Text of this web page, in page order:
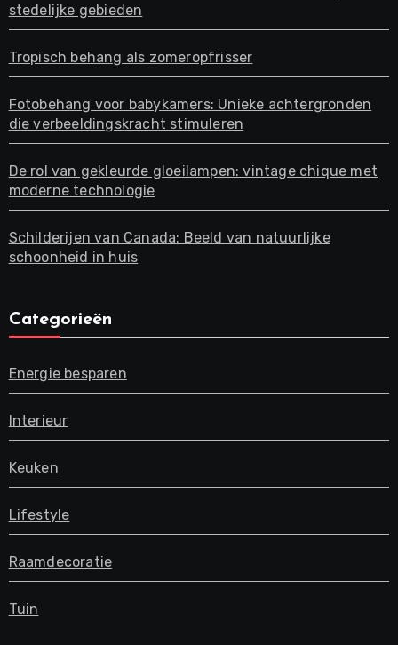
stedelijke gebieden
Tropisch behang als zomeropfrisser
Fotobehang voor babykamers: Unieke achtergronden
die verbeeldingskracht stimuleren
De rol van gekleurde gloeilampen: vintage chique met
moderne technologie
Schilderijen van Canada: Beeld van natuurlijke
schoonheid in huis
Categorieën
Energie besparen
Interieur
Keuken
Lifestyle
Raamdecoratie
Tuin